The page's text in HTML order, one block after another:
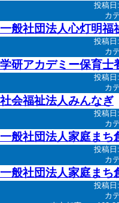
投稿日:
カ
一般社団法人心灯明福
投稿日:
カ
学研アカデミー保育士
投稿日:
カ
社会福祉法人みんなぎ
投稿日:
カ
一般社団法人家庭まち
投稿日:
カ
一般社団法人家庭まち
投稿日:
カ